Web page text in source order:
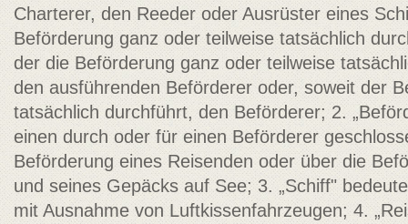
Charterer, den Reeder oder Ausrüster eines
Beförderung ganz oder teilweise tatsächlich
der die Beförderung ganz oder teilweise
den ausführenden Beförderer oder, soweit der
tatsächlich durchführt, den Beförderer; 2.
einen durch oder für einen Beförderer
Beförderung eines Reisenden oder über die
und seines Gepäcks auf See; 3. „Schiff"
mit Ausnahme von Luftkissenfahrzeugen; 4.